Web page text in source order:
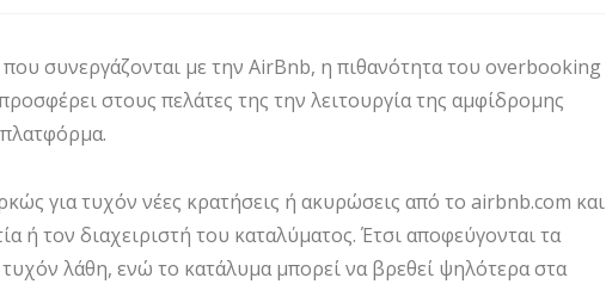
που συνεργάζονται με την AirBnb, η πιθανότητα του overbooking
στους πελάτες της την λειτουργία της αμφίδρομης
για τυχόν νέες κρατήσεις ή ακυρώσεις από το airbnb.com και
ή τον διαχειριστή του καταλύματος. Έτσι αποφεύγονται τα
λάθη, ενώ το κατάλυμα μπορεί να βρεθεί ψηλότερα στα